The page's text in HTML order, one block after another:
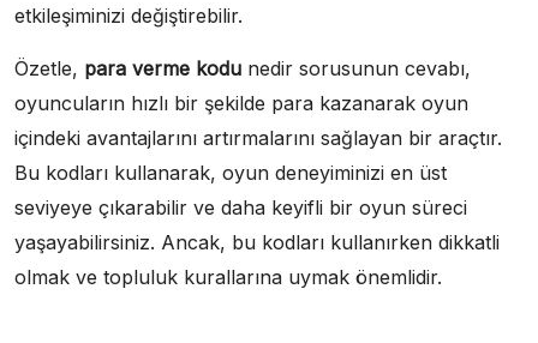
etkileşiminizi değiştirebilir.
Özetle, para verme kodu nedir sorusunun cevabı,
oyuncuların hızlı bir şekilde para kazanarak oyun
içindeki avantajlarını artırmalarını sağlayan bir araçtır.
Bu kodları kullanarak, oyun deneyiminizi en üst
seviyeye çıkarabilir ve daha keyifli bir oyun süreci
yaşayabilirsiniz. Ancak, bu kodları kullanırken dikkatli
olmak ve topluluk kurallarına uymak önemlidir.